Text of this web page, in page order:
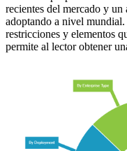
recientes del mercado y un
adoptando a nivel mundial.
restricciones y elementos
permite al lector obtener